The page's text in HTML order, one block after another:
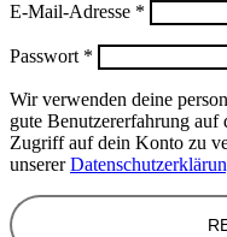
E-Mail-Adresse *
Passwort *
Wir verwenden deine
gute Benutzererfahrung auf
Zugriff auf dein Konto zu
unserer